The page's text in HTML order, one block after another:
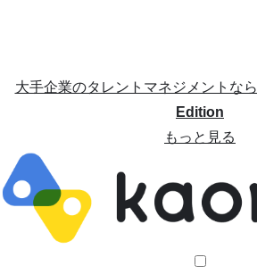
大手企業のタレントマネジメントなら
Edition
もっと見る